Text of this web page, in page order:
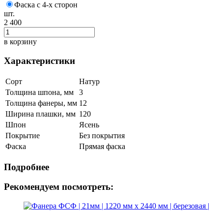
Фаска с 4-х сторон
шт.
2 400
в корзину
Характеристики
Сорт
Натур
Толщина шпона, мм
3
Толщина фанеры, мм 12
Ширина плашки, мм 120
Шпон
Ясень
Покрытие
Без покрытия
Фаска
Прямая фаска
Подробнее
Рекомендуем посмотреть: